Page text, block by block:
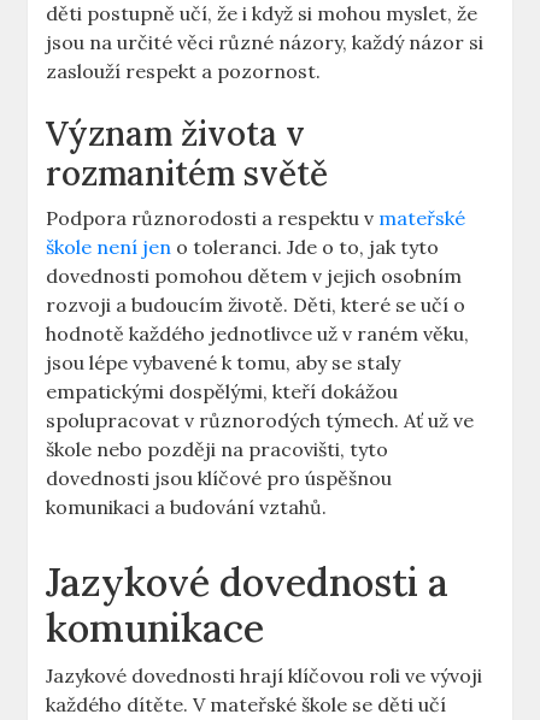
děti postupně učí, že i​ když si mohou myslet, že
jsou na určité věci ‌různé názory, každý názor si
zaslouží respekt a pozornost.
Význam života v
rozmanitém světě
Podpora různorodosti​ a respektu v​ mateřské
škole není jen ‌ o toleranci. Jde o ⁣to, jak tyto
dovednosti pomohou dětem v jejich osobním
rozvoji a budoucím životě. Děti, které se ⁢učí o
hodnotě každého jednotlivce už v ​raném ⁤věku,
jsou lépe⁤ vybavené ⁣k tomu, aby se staly‌
empatickými⁣ dospělými, kteří dokážou
spolupracovat v různorodých týmech. Ať už ve
škole nebo později na pracovišti, tyto
dovednosti jsou klíčové pro úspěšnou
komunikaci a budování vztahů. ‌
Jazykové dovednosti a
⁣komunikace
Jazykové dovednosti hrají ⁣klíčovou roli ve vývoji
každého dítěte. V mateřské škole se děti učí